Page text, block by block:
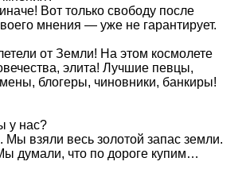
Вот только свободу после
мнения — уже не гарантирует.
от Земли! На этом космолете
элита! Лучшие певцы,
блогеры, чиновники, банкиры!
у нас?
взяли весь золотой запас земли.
думали, что по дороге купим…